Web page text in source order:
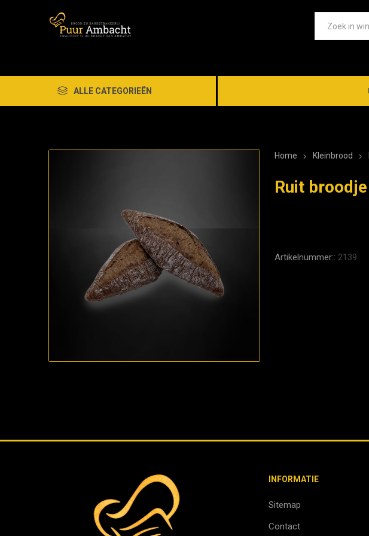
ALLE CATEGORIEËN
Home Kleinbrood
Ruit broodje
Artikelnummer:: 2139
INFORMATIE
Sitemap
Contact